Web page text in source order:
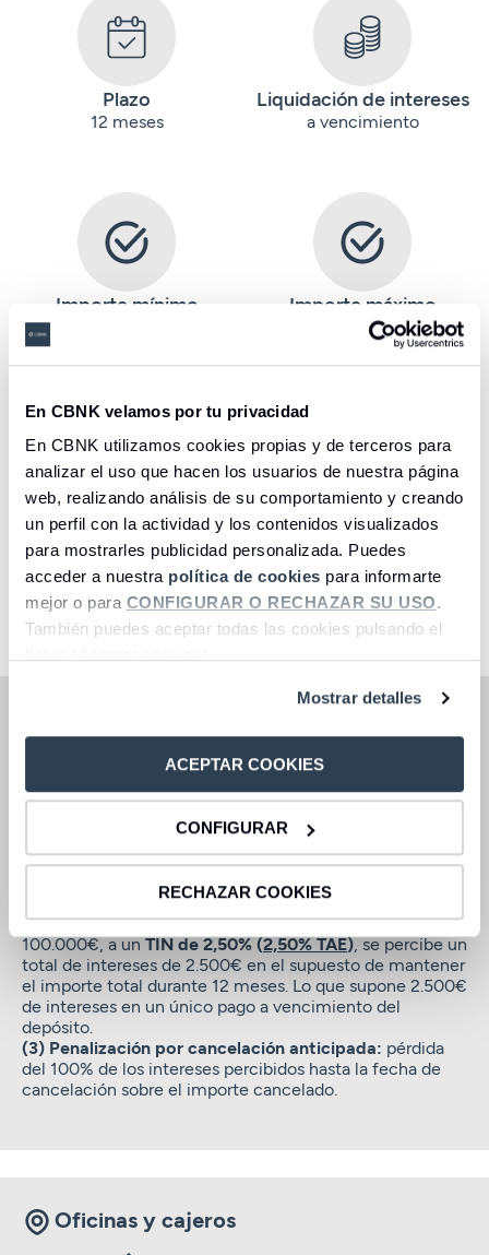
En CBNK velamos por tu privacidad
En CBNK utilizamos cookies propias y de terceros para
analizar el uso que hacen los usuarios de nuestra página
web, realizando análisis de su comportamiento y creando
un perfil con la actividad y los contenidos visualizados
para mostrarles publicidad personalizada. Puedes
acceder a nuestra política de cookies para informarte
mejor o para CONFIGURAR O RECHAZAR SU USO.
También puedes aceptar todas las cookies pulsando el
Mostrar detalles
ACEPTAR COOKIES
CONFIGURAR
RECHAZAR COOKIES
Plazo
12 meses
Liquidación de intereses
a vencimiento
Importe mínimo Importe máximo
500.000€
Permite cancelaciones
totales y parciales(3)
Exclusivo para nuevos
ingresos desde otra
entidad
Seleccione una opción
euros.
Para nóminas o pensiones domiciliadas a partir del
01/01/2025 por importe igual o superior a 2.000€ netos
al mes. Se exigirá el abono de la nómina o pensión de
alguno de los titulares del depósito en al menos 9 meses
de los que transcurran durante el plazo del depósito y
que uno de estos meses sea el último antes del
(2) Ejemplo representativo:para un importe de
100.000€, a unTIN de 2,50% (2,50% TAE), se percibe un
total de intereses de 2.500€ en el supuesto de mantener
el importe total durante 12 meses. Lo que supone 2.500€
de intereses en un único pago a vencimiento del
depósito.
(3) Penalización por cancelación anticipada: pérdida
del 100% de los intereses percibidos hasta la fecha de
cancelación sobre el importe cancelado.
Oficinas y cajeros